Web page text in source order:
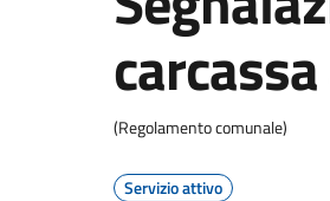
(Regolamento comunale)
Servizio attivo